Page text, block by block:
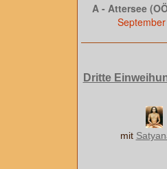
A - Attersee
Dritte
mit